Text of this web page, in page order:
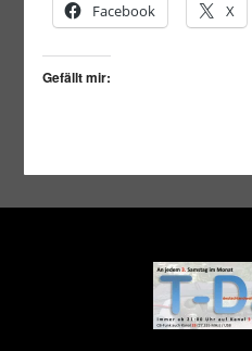
Facebook
X
Gefällt mir: